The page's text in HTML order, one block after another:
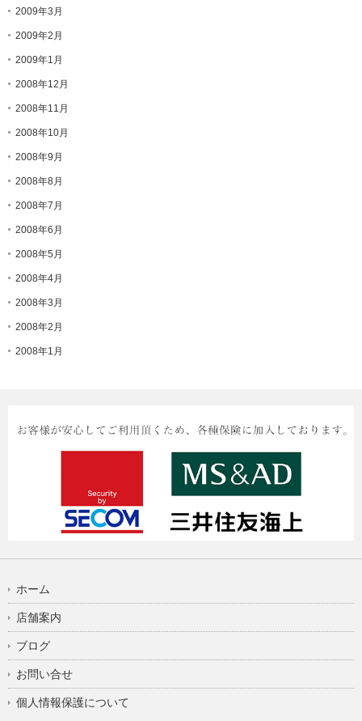
2009年3月
2009年2月
2009年1月
2008年12月
2008年11月
2008年10月
2008年9月
2008年8月
2008年7月
2008年6月
2008年5月
2008年4月
2008年3月
2008年2月
2008年1月
ホーム
店舗案内
ブログ
お問い合せ
個人情報保護について